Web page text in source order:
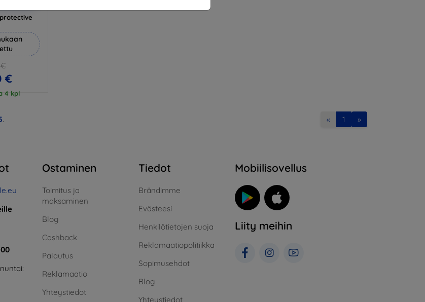
€
€
4 kpl
. « 1 »
Ostaminen
Toimitus ja
maksaminen
Blog
Cashback
Palautus
Reklamaatio
Yhteystiedot
Tiedot
Brändimme
Evästeesi
Henkilötietojen suoja
Reklamaatiopolitiikka
Sopimusehdot
Blog
Yhteystiedot
Mobiilisovellus
Liity meihin